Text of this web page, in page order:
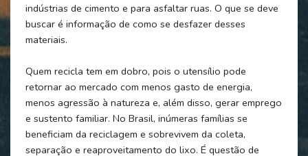
indústrias de cimento e para asfaltar ruas. O que se deve
buscar é informação de como se desfazer desses
materiais.
Quem recicla tem em dobro, pois o utensílio pode
retornar ao mercado com menos gasto de energia,
menos agressão à natureza e, além disso, gerar emprego
e sustento familiar. No Brasil, inúmeras famílias se
beneficiam da reciclagem e sobrevivem da coleta,
separação e reaproveitamento do lixo. É questão de